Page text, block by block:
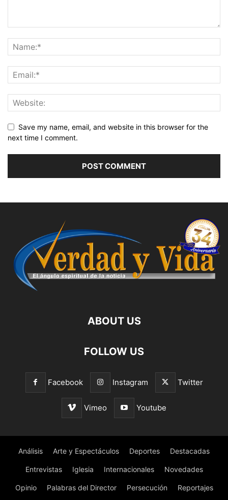
Save my name, email, and website in this browser for the
next time I comment.
ABOUT US
FOLLOW US
Facebook Instagram Twitter
Vimeo Youtube
Análisis Arte y Espectáculos Deportes Destacadas
Entrevistas Iglesia Internacionales Novedades
Opinio Palabras del Director Persecución Reportajes